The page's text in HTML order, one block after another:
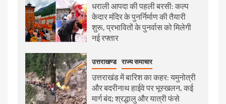
धराली आपदा की पहली बरसी: कल्प
केदार मंदिर के पुनर्निर्माण की तैयारी
शुरू, प्रभावितों के पुनर्वास को मिलेगी
नई रफ्तार
उत्तराखण्ड राज्य समाचार
उत्तराखंड में बारिश का कहर: यमुनोत्री
और बदरीनाथ हाईवे पर भूस्खलन, कई
मार्ग बंद; श्रद्धालु और यात्री फंसे